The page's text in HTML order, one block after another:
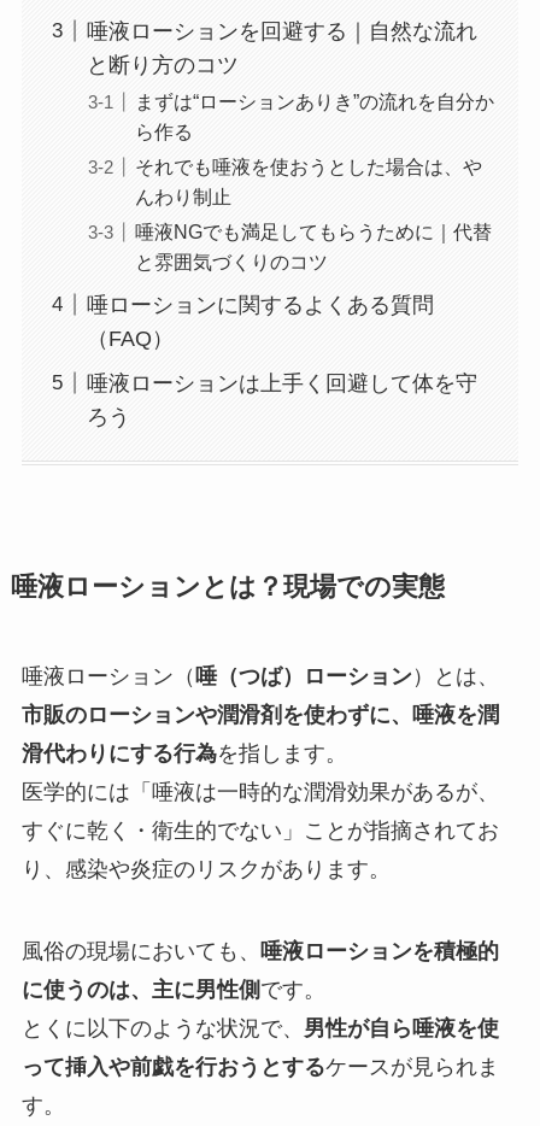
唾液ローションを回避する｜自然な流れ
と断り方のコツ
まずは“ローションありき”の流れを自分か
ら作る
それでも唾液を使おうとした場合は、や
んわり制止
唾液NGでも満足してもらうために｜代替
と雰囲気づくりのコツ
唾ローションに関するよくある質問
（FAQ）
唾液ローションは上手く回避して体を守
ろう
唾液ローションとは？現場での実態
唾液ローション（ 唾（つば）ローション）とは、
市販のローションや潤滑剤を使わずに、唾液を潤
滑代わりにする行為を指します。
医学的には「唾液は一時的な潤滑効果があるが、
すぐに乾く・衛生的でない」ことが指摘されてお
り、感染や炎症のリスクがあります。
風俗の現場においても、
唾液ローションを積極的
に使うのは、主に男性側 です。
とくに以下のような状況で、 男性が自ら唾液を使
って挿入や前戯を行おうとするケースが見られま
す。